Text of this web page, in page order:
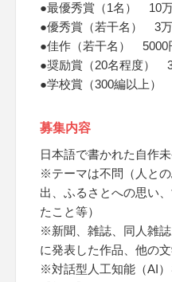
●最優秀賞（1名） 10
●優秀賞（若干名） 3
●佳作（若干名） 5000
●奨励賞（20名程度）
●学校賞（300編以上）
募集内容
日本語で書かれた自作
※テーマは不問（人と
出、ふるさとへの思い
たこと等）
※新聞、雑誌、同人雑
に発表した作品、他の
※対話型人工知能（AI